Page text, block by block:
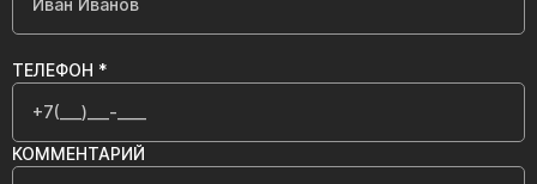
ТЕЛЕФОН *
КОММЕНТАРИЙ